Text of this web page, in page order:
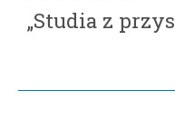
„Studia z